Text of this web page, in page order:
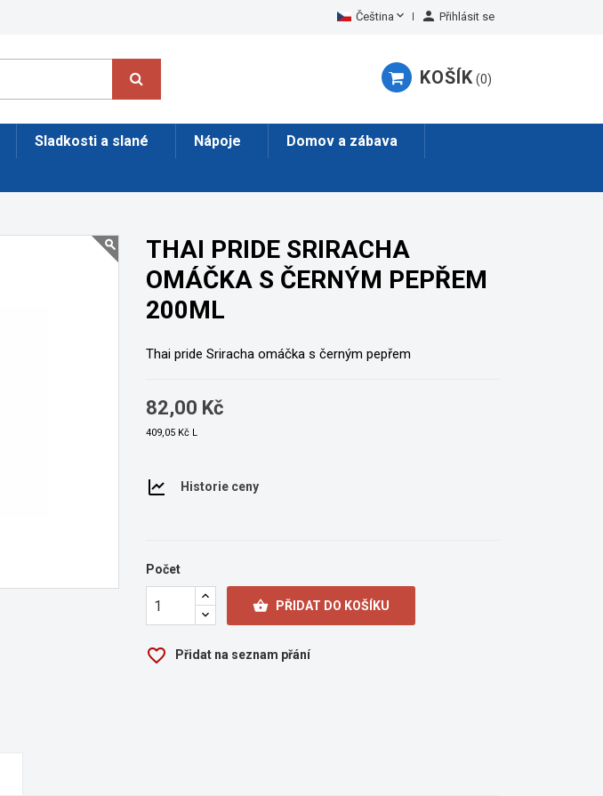
Čeština   Přihlásit se
KOŠÍK 0
Sladkosti a slané Nápoje Domov a zábava
THAI PRIDE SRIRACHA
OMÁČKA S ČERNÝM PEPŘEM
200ML
Thai pride Sriracha omáčka s černým pepřem
82,00 Kč
409,05 Kč L
Historie ceny
Počet
 PŘIDAT DO KOŠÍKU
favorite_border Přidat na seznam přání